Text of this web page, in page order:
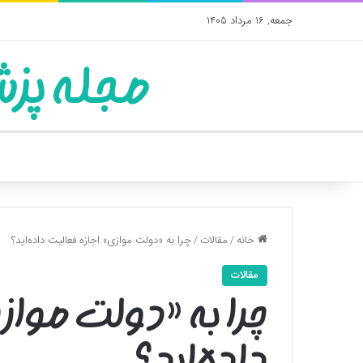
جمعه, 16 مرداد 1405
مجله
خانه/مقالات/چرا به «دولت موازی» اجازه فعالیت داده‌اید؟
مقالات
چرا به «دولت